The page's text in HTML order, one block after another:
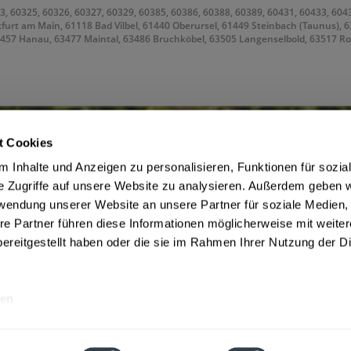
Cookies
Inhalte und Anzeigen zu personalisieren, Funktionen für
Zugriffe auf unsere Website zu analysieren. Außerdem geben
unserer Website an unsere Partner für soziale Medien,
Partner führen diese Informationen möglicherweise mit
haben oder die sie im Rahmen Ihrer Nutzung der
60325, 60326, 60327, 60329, 60385, 60386, 60388, 60389, 60431, 60433,
am Main, 61118 Bad Vilbel, 61440 Oberursel, 61449 Steinbach (Taunus),
Hanau, 63477 Maintal, 63486 Bruchköbel, 63505 Langenselbold, 63517
Jugendschutz
Frankfurt
Getränkelieferant
Widerrufsrecht
Datenschutz Drink now
AGB Drink now